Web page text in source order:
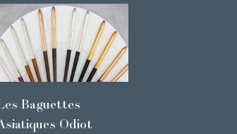
Baguettes
Odiot